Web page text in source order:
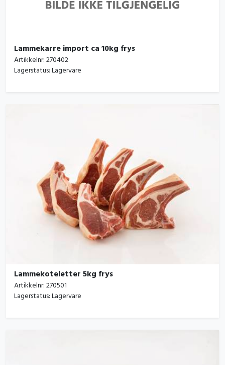
Lammekarre import ca 10kg frys
Artikkelnr:270402
Lagerstatus:Lagervare
Lammekoteletter 5kg frys
Artikkelnr:270501
Lagerstatus:Lagervare